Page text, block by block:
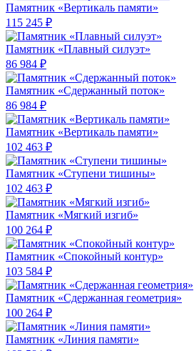
Памятник «Вертикаль памяти»
115 245 ₽
Памятник «Плавный силуэт»
86 984 ₽
Памятник «Сдержанный поток»
86 984 ₽
Памятник «Вертикаль памяти»
102 463 ₽
Памятник «Ступени тишины»
102 463 ₽
Памятник «Мягкий изгиб»
100 264 ₽
Памятник «Спокойный контур»
103 584 ₽
Памятник «Сдержанная геометрия»
100 264 ₽
Памятник «Линия памяти»